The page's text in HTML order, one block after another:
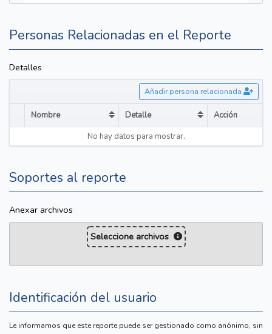
Personas Relacionadas en el Reporte
Detalles
Añadir persona relacionada
Nombre Sort table by Nombre in descending order
Detalle Sort table by Detalle in
Acción
No hay datos para mostrar.
Soportes al reporte
Anexar archivos
Seleccione archivos
Identificación del usuario
Le informamos que este reporte puede ser gestionado como anónimo, sin